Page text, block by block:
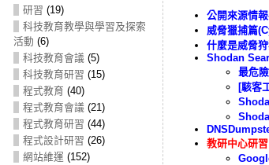
研習 (19)
科技教育教學與學習及探索
活動 (6)
科技教育會議 (5)
科技教育研習 (15)
程式教育 (40)
程式教育會議 (21)
程式教育研習 (44)
程式設計研習 (26)
網站維運 (152)
公開來源情
威脅獵捕篇
什麼是威脅
Shodan
最危
[駭客
教研中心研